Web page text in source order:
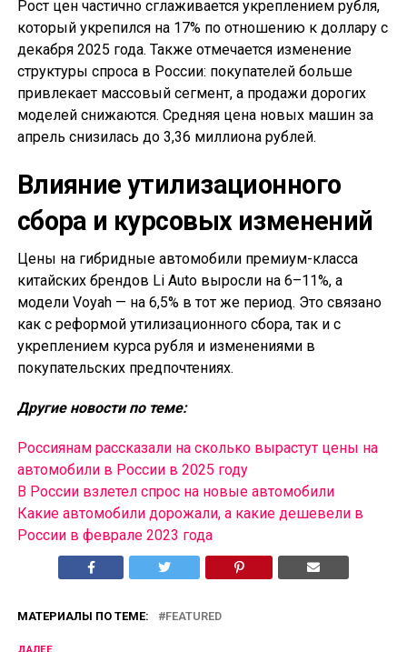
Рост цен частично сглаживается укреплением рубля,
который укрепился на 17% по отношению к доллару с
декабря 2025 года. Также отмечается изменение
структуры спроса в России: покупателей больше
привлекает массовый сегмент, а продажи дорогих
моделей снижаются. Средняя цена новых машин за
апрель снизилась до 3,36 миллиона рублей.
Влияние утилизационного
сбора и курсовых изменений
Цены на гибридные автомобили премиум-класса
китайских брендов Li Auto выросли на 6–11%, а
модели Voyah — на 6,5% в тот же период. Это связано
как с реформой утилизационного сбора, так и с
укреплением курса рубля и изменениями в
покупательских предпочтениях.
Другие новости по теме:
Россиянам рассказали на сколько вырастут цены на
автомобили в России в 2025 году
В России взлетел спрос на новые автомобили
Какие автомобили дорожали, а какие дешевели в
России в феврале 2023 года
МАТЕРИАЛЫ ПО ТЕМЕ: FEATURED